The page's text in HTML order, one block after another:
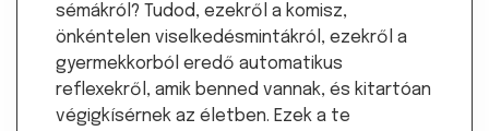
sémákról? Tudod, ezekről a komisz,
önkéntelen viselkedésmintákról, ezekről a
gyermekkorból eredő automatikus
reflexekről, amik benned vannak, és kitartóan
végigkísérnek az életben. Ezek a te